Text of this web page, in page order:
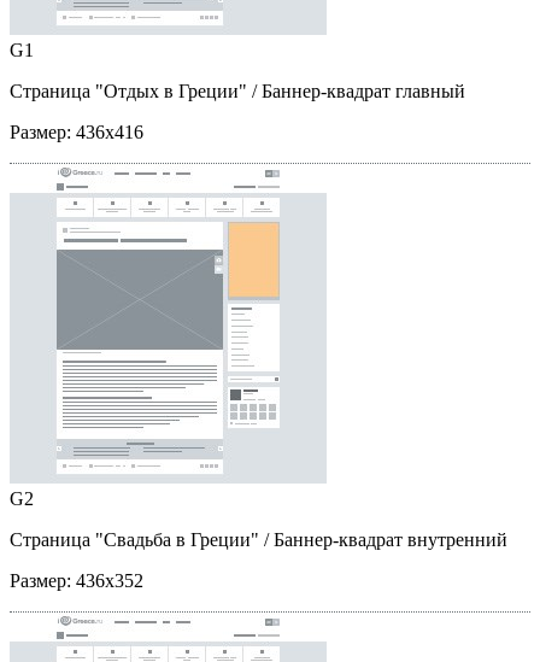
G1
Страница "Отдых в Греции" / Баннер-квадрат главный
Размер: 436x416
G2
Страница "Свадьба в Греции" / Баннер-квадрат внутренний
Размер: 436x352